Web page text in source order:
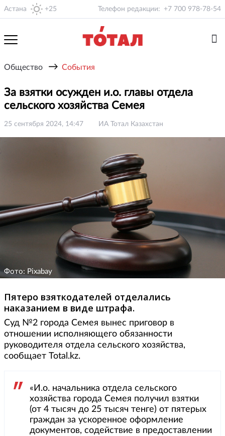
Астана +25 Телефон редакции: +7 700 978-78-54
Общество → События
За взятки осужден и.о. главы отдела
сельского хозяйства Семея
25 сентября 2024, 14:47 ИА Тотал Казахстан
Фото: Pixabay
Пятеро взяткодателей отделались
наказанием в виде штрафа.
Суд №2 города Семея вынес приговор в
отношении исполняющего обязанности
руководителя отдела сельского хозяйства,
сообщает Total.kz.
«И.о. начальника отдела сельского
хозяйства города Семея получил взятки
(от 4 тысяч до 25 тысяч тенге) от пятерых
граждан за ускоренное оформление
документов, содействие в предоставлении